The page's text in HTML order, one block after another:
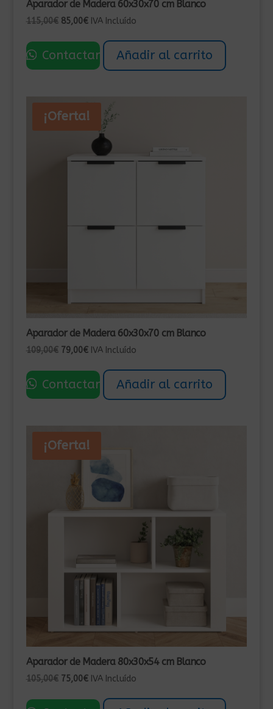
Aparador de Madera 60x30x70 cm Blanco
115,00€ El
original
era:
85,00€El
actual
es:
IVA Incluído
Contactar Añadir al carrito
¡Oferta!
Aparador de Madera 60x30x70 cm Blanco
109,00€ El
original
era:
79,00€El
actual
es:
IVA Incluído
Contactar Añadir al carrito
¡Oferta!
Aparador de Madera 80x30x54 cm Blanco
105,00€ El
original
75,00€El
actual
IVA Incluído